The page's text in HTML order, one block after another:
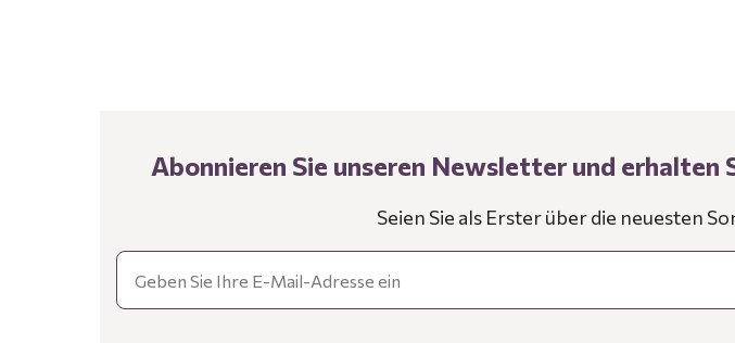
Abonnieren Sie unseren Newsletter und erhalten
Seien Sie als Erster über die neuesten
Email